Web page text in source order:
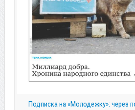
Подписка на «Молодежку»: через